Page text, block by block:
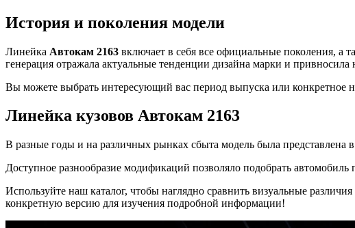
История и поколения модели
Линейка Автокам 2163 включает в себя все официальные поколения, а
генерация отражала актуальные тенденции дизайна марки и
Вы можете выбрать интересующий вас период выпуска или конкретное
Линейка кузовов Автокам 2163
В разные годы и на различных рынках сбыта модель была представлена в
Доступное разнообразие модификаций позволяло подобрать
Используйте наш каталог, чтобы наглядно сравнить визуальные
конкретную версию для изучения подробной информации!